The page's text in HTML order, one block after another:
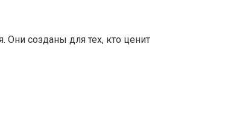
созданы для тех, кто ценит